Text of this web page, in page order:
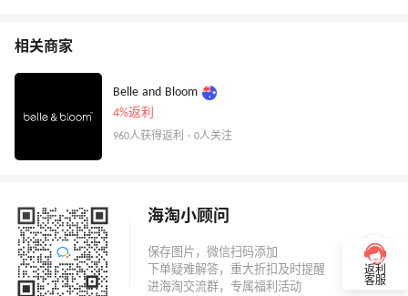
相关商家
Belle and Bloom
4%返利
960人获得返利 · 0人关注
海淘小顾问
返利
客服